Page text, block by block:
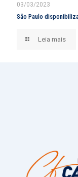
03/03/2023
São Paulo
Leia mais